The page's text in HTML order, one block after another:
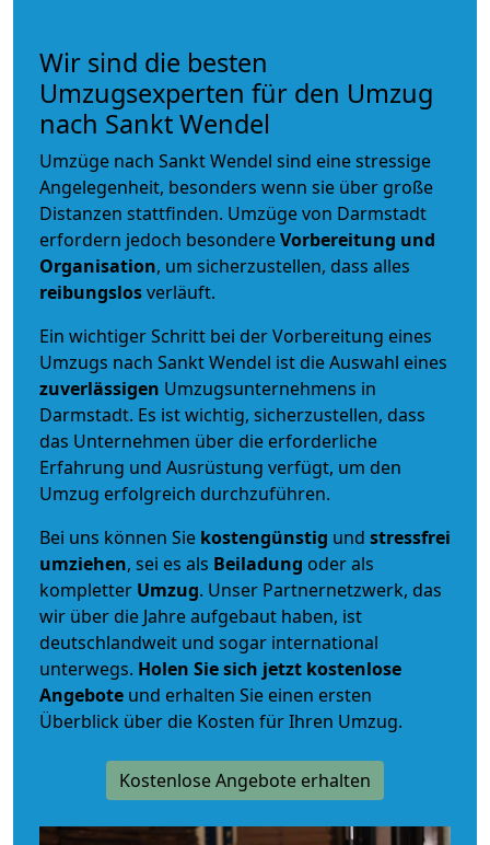
Wir sind die besten
Umzugsexperten für den Umzug
nach Sankt Wendel
Umzüge nach Sankt Wendel sind eine stressige
Angelegenheit, besonders wenn sie über große
Distanzen stattfinden. Umzüge von Darmstadt
erfordern jedoch besondereVorbereitung und
Organisation, um sicherzustellen, dass alles
reibungslosverläuft.
Ein wichtiger Schritt bei der Vorbereitung eines
Umzugs nach Sankt Wendel ist die Auswahl eines
zuverlässigen Umzugsunternehmens in
Darmstadt. Es ist wichtig, sicherzustellen, dass
das Unternehmen über die erforderliche
Erfahrung und Ausrüstung verfügt, um den
Umzug erfolgreich durchzuführen.
Bei uns können Sie kostengünstig und stressfrei
umziehen, sei es als Beiladung oder als
kompletter Umzug. Unser Partnernetzwerk, das
wir über die Jahre aufgebaut haben, ist
deutschlandweit und sogar international
unterwegs. Holen Sie sich jetzt kostenlose
Angebote und erhalten Sie einen ersten
Überblick über die Kosten für Ihren Umzug.
Kostenlose Angebote erhalten